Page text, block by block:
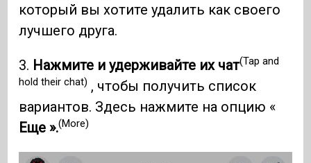
который вы хотите удалить как своего
лучшего друга.
3. Нажмите и удерживайте их чат(Tap and
hold their chat) , чтобы получить список
вариантов. Здесь нажмите на опцию «
Еще ».(More)